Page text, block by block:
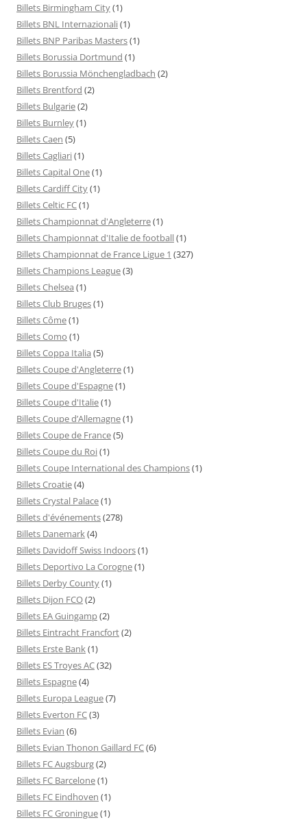
Billets Birmingham City(1)
Billets BNL Internazionali(1)
Billets BNP Paribas Masters(1)
Billets Borussia Dortmund (1)
Billets Borussia Mönchengladbach (2)
Billets Brentford (2)
Billets Bulgarie(2)
Billets Burnley(1)
Billets Caen (5)
Billets Cagliari(1)
Billets Capital One(1)
Billets Cardiff City(1)
Billets Celtic FC(1)
Billets Championnat d'Angleterre(1)
Billets Championnat d'Italie de football(1)
Billets Championnat de France Ligue 1 (327)
Billets Champions League(3)
Billets Chelsea (1)
Billets Club Bruges(1)
Billets Côme(1)
Billets Como (1)
Billets Coppa Italia (5)
Billets Coupe d'Angleterre(1)
Billets Coupe d'Espagne(1)
Billets Coupe d'Italie(1)
Billets Coupe d’Allemagne(1)
Billets Coupe de France(5)
Billets Coupe du Roi(1)
Billets Coupe International des Champions(1)
Billets Croatie(4)
Billets Crystal Palace(1)
Billets d'événements(278)
Billets Danemark(4)
Billets Davidoff Swiss Indoors(1)
Billets Deportivo La Corogne(1)
Billets Derby County(1)
Billets Dijon FCO(2)
Billets EA Guingamp(2)
Billets Eintracht Francfort(2)
Billets Erste Bank(1)
Billets ES Troyes AC(32)
Billets Espagne(4)
Billets Europa League(7)
Billets Everton FC(3)
Billets Evian (6)
Billets Evian Thonon Gaillard FC(6)
Billets FC Augsburg(2)
Billets FC Barcelone(1)
Billets FC Eindhoven (1)
Billets FC Groningue(1)